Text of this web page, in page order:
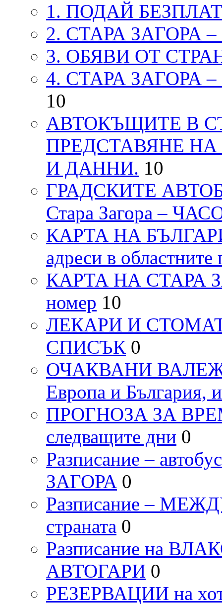
1. ПОДАЙ
2. СТАРА ЗАГОРА
3. ОБЯВИ ОТ
4. СТАРА ЗАГОРА
10
АВТОКЪЩИТЕ В
ПРЕДСТАВЯНЕ
И ДАННИ. 10
ГРАДСКИТЕ
Стара Загора –
КАРТА НА
адреси в областните
КАРТА НА СТАРА
номер 10
ЛЕКАРИ И
СПИСЪК 0
ОЧАКВАНИ ВАЛЕЖИ
Европа и България,
ПРОГНОЗА ЗА
следващите дни 0
Разписание –
ЗАГОРА 0
Разписание –
страната 0
Разписание на
АВТОГАРИ 0
РЕЗЕРВАЦИИ на